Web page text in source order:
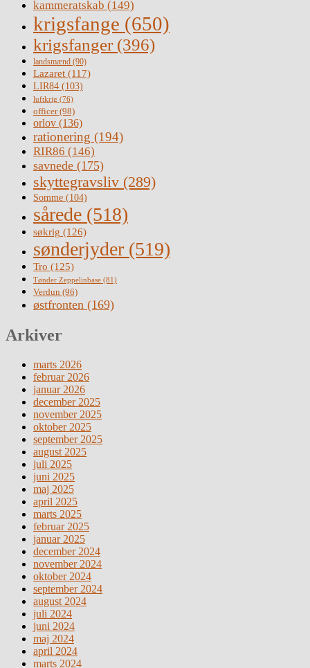
kammeratskab (149)
krigsfange (650)
krigsfanger (396)
landsmænd (90)
Lazaret (117)
LIR84 (103)
luftkrig (76)
officer(98)
orlov (136)
rationering (194)
RIR86 (146)
savnede (175)
skyttegravsliv (289)
Somme (104)
sårede (518)
søkrig (126)
sønderjyder (519)
Tro (125)
Tønder Zeppelinbase (81)
Verdun (96)
østfronten (169)
Arkiver
marts 2026
februar 2026
januar 2026
december 2025
november 2025
oktober 2025
september 2025
august 2025
juli 2025
juni 2025
maj 2025
april 2025
marts 2025
februar 2025
januar 2025
december 2024
november 2024
oktober 2024
september 2024
august 2024
juli 2024
juni 2024
maj 2024
april 2024
marts 2024